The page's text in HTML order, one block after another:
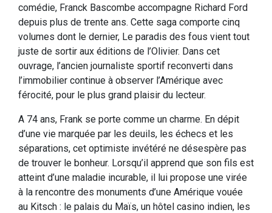
comédie, Franck Bascombe accompagne Richard Ford
depuis plus de trente ans. Cette saga comporte cinq
volumes dont le dernier, Le paradis des fous vient tout
juste de sortir aux éditions de l’Olivier. Dans cet
ouvrage, l’ancien journaliste sportif reconverti dans
l’immobilier continue à observer l’Amérique avec
férocité, pour le plus grand plaisir du lecteur.
A 74 ans, Frank se porte comme un charme. En dépit
d’une vie marquée par les deuils, les échecs et les
séparations, cet optimiste invétéré ne désespère pas
de trouver le bonheur. Lorsqu’il apprend que son fils est
atteint d’une maladie incurable, il lui propose une virée
à la rencontre des monuments d’une Amérique vouée
au Kitsch : le palais du Maïs, un hôtel casino indien, les